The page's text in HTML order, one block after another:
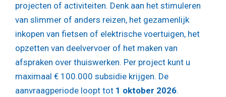
projecten of activiteiten. Denk aan het stimuleren
van slimmer of anders reizen, het gezamenlijk
inkopen van fietsen of elektrische voertuigen, het
opzetten van deelvervoer of het maken van
afspraken over thuiswerken. Per project kunt u
maximaal € 100.000 subsidie krijgen. De
aanvraagperiode loopt tot 1 oktober 2026.